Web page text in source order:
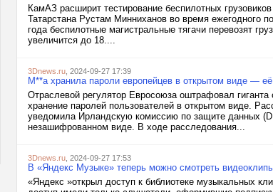
КамАЗ расширит тестирование беспилотных
Татарстана Рустам Минниханов во время ежегодного
года беспилотные магистральные тягачи перевозят
увеличится до 18....
3Dnews.ru , 2024-09-27 17:39
M**a хранила пароли европейцев в открытом виде —
Отраслевой регулятор Евросоюза оштрафовал
хранение паролей пользователей в открытом виде.
уведомила Ирландскую комиссию по защите данных
незашифрованном виде. В ходе расследования...
3Dnews.ru , 2024-09-27 17:53
В «Яндекс Музыке» теперь можно смотреть
«Яндекс »открыл доступ к библиотеке музыкальных